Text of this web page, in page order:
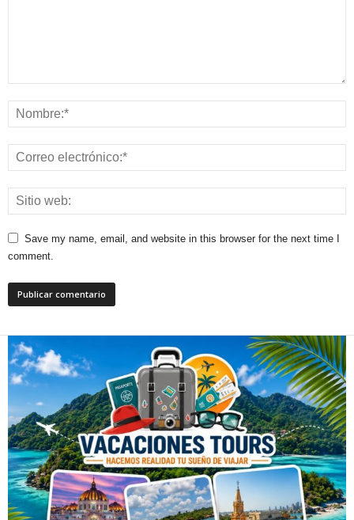
Save my name, email, and website in this browser for the next time I
comment.